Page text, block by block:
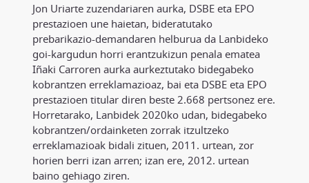
Jon Uriarte zuzendariaren aurka, DSBE eta EPO
prestazioen une haietan, bideratutako
prebarikazio-demandaren helburua da Lanbideko
goi-kargudun horri erantzukizun penala ematea
Iñaki Carroren aurka aurkeztutako bidegabeko
kobrantzen erreklamazioaz, bai eta DSBE eta EPO
prestazioen titular diren beste 2.668 pertsonez ere.
Horretarako, Lanbidek 2020ko udan, bidegabeko
kobrantzen/ordainketen zorrak itzultzeko
erreklamazioak bidali zituen, 2011. urtean, zor
horien berri izan arren; izan ere, 2012. urtean
baino gehiago ziren.